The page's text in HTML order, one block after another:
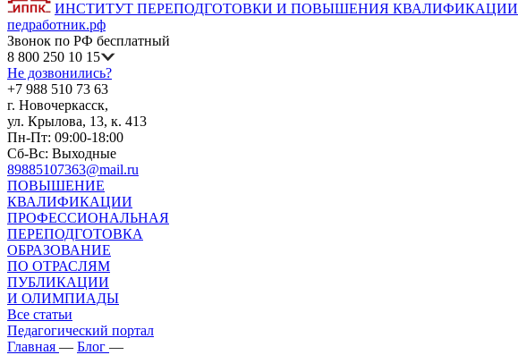
ИНСТИТУТ ПЕРЕПОДГОТОВКИ И ПОВЫШЕНИЯ КВАЛИФИКАЦИИ
педработник.рф
Звонок по РФ бесплатный
8 800 250 10 15
Не дозвонились?
+7 988 510 73 63
г. Новочеркасск,
ул. Крылова, 13, к. 413
Пн-Пт: 09:00-18:00
Сб-Вс: Выходные
89885107363@mail.ru
ПОВЫШЕНИЕ
КВАЛИФИКАЦИИ
ПРОФЕССИОНАЛЬНАЯ
ПЕРЕПОДГОТОВКА
ОБРАЗОВАНИЕ
ПО ОТРАСЛЯМ
ПУБЛИКАЦИИ
И ОЛИМПИАДЫ
Все статьи
Педагогический портал
Главная — Блог —